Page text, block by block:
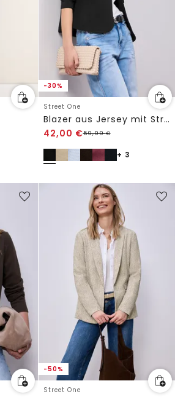
-30%
Street One
Blazer aus Jersey mit Struktur
42,00 €59,99€
+ 3
-50%
Street One